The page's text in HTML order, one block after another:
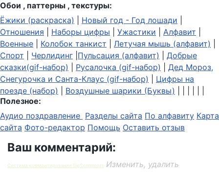
Обои , паттерны , текстуры:
Ёжики (раскраска)
Новый год - Год лошади
Отношения
Наборы цифры Ужастики Алфавит
Военные
Колобок танкист Летучая мышь (алфавит)
Спорт
Черлидинг Пульсация (алфавит)
Добрые
сказки(gif-набор)
Русалочка (gif-набор)
Дед Мороз,
Снегурочка и Санта-Клаус (gif-набор)
Цифры на
поезде (набор)
Воздушные шарики (Буквы)
Полезное:
Аудио поздравление Разделы сайта По алфавиту Карта
сайта Фото-редактор Помощь Оставить отзыв
Ваш комментарий:
Система комментирования SigComments
Изменить, удалить